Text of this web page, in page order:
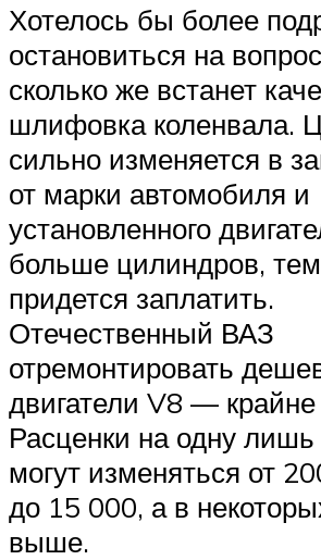
Хотелось бы более
остановиться на
сколько же встанет
шлифовка коленвала.
сильно изменяется в
от марки автомобиля и
установленного
больше цилиндров,
придется заплатить.
Отечественный ВАЗ
отремонтировать
двигатели V8 — крайне
Расценки на одну
могут изменяться от
до 15 000, а в
выше.